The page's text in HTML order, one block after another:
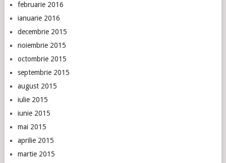
februarie 2016
ianuarie 2016
decembrie 2015
noiembrie 2015
octombrie 2015
septembrie 2015
august 2015
iulie 2015
iunie 2015
mai 2015
aprilie 2015
martie 2015